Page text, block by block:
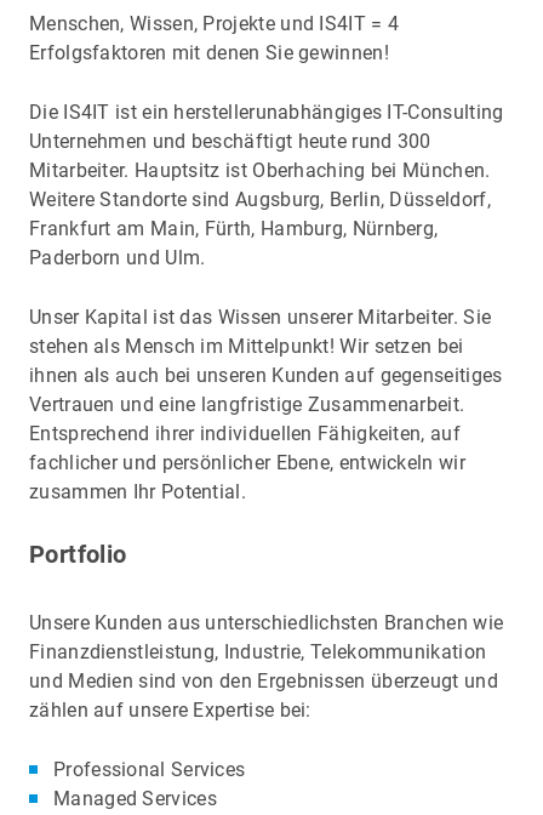
Menschen, Wissen, Projekte und IS4IT = 4
Erfolgsfaktoren mit denen Sie gewinnen!
Die IS4IT ist ein herstellerunabhängiges IT-Consulting
Unternehmen und beschäftigt heute rund 300
Mitarbeiter. Hauptsitz ist Oberhaching bei München.
Weitere Standorte sind Augsburg, Berlin, Düsseldorf,
Frankfurt am Main, Fürth, Hamburg, Nürnberg,
Paderborn und Ulm.
Unser Kapital ist das Wissen unserer Mitarbeiter. Sie
stehen als Mensch im Mittelpunkt! Wir setzen bei
ihnen als auch bei unseren Kunden auf gegenseitiges
Vertrauen und eine langfristige Zusammenarbeit.
Entsprechend ihrer individuellen Fähigkeiten, auf
fachlicher und persönlicher Ebene, entwickeln wir
zusammen Ihr Potential.
Portfolio
Unsere Kunden aus unterschiedlichsten Branchen wie
Finanzdienstleistung, Industrie, Telekommunikation
und Medien sind von den Ergebnissen überzeugt und
zählen auf unsere Expertise bei:
Professional Services
Managed Services